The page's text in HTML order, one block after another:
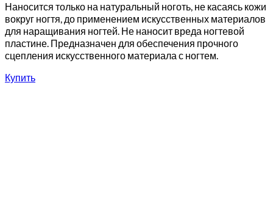
Наносится только на натуральный ноготь, не касаясь кожи
вокруг ногтя, до применением искусственных материалов
для наращивания ногтей. Не наносит вреда ногтевой
пластине. Предназначен для обеспечения прочного
сцепления искусственного материала с ногтем.
Купить